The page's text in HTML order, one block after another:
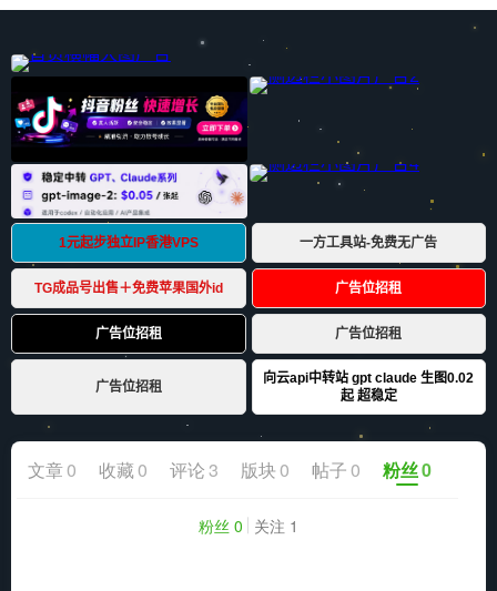
文章0 收藏 0 评论 3 版块 0 帖子 0 粉丝0
粉丝 0 关注 1